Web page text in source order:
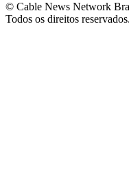
© Cable News Network
Todos os direitos reservados.